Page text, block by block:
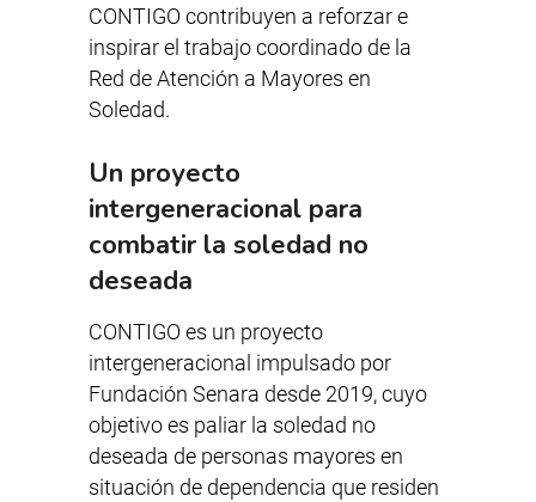
CONTIGO contribuyen a reforzar e
inspirar el trabajo coordinado de la
Red de Atención a Mayores en
Soledad.
Un proyecto
intergeneracional para
combatir la soledad no
deseada
CONTIGO es un proyecto
intergeneracional impulsado por
Fundación Senara desde 2019, cuyo
objetivo es paliar la soledad no
deseada de personas mayores en
situación de dependencia que residen